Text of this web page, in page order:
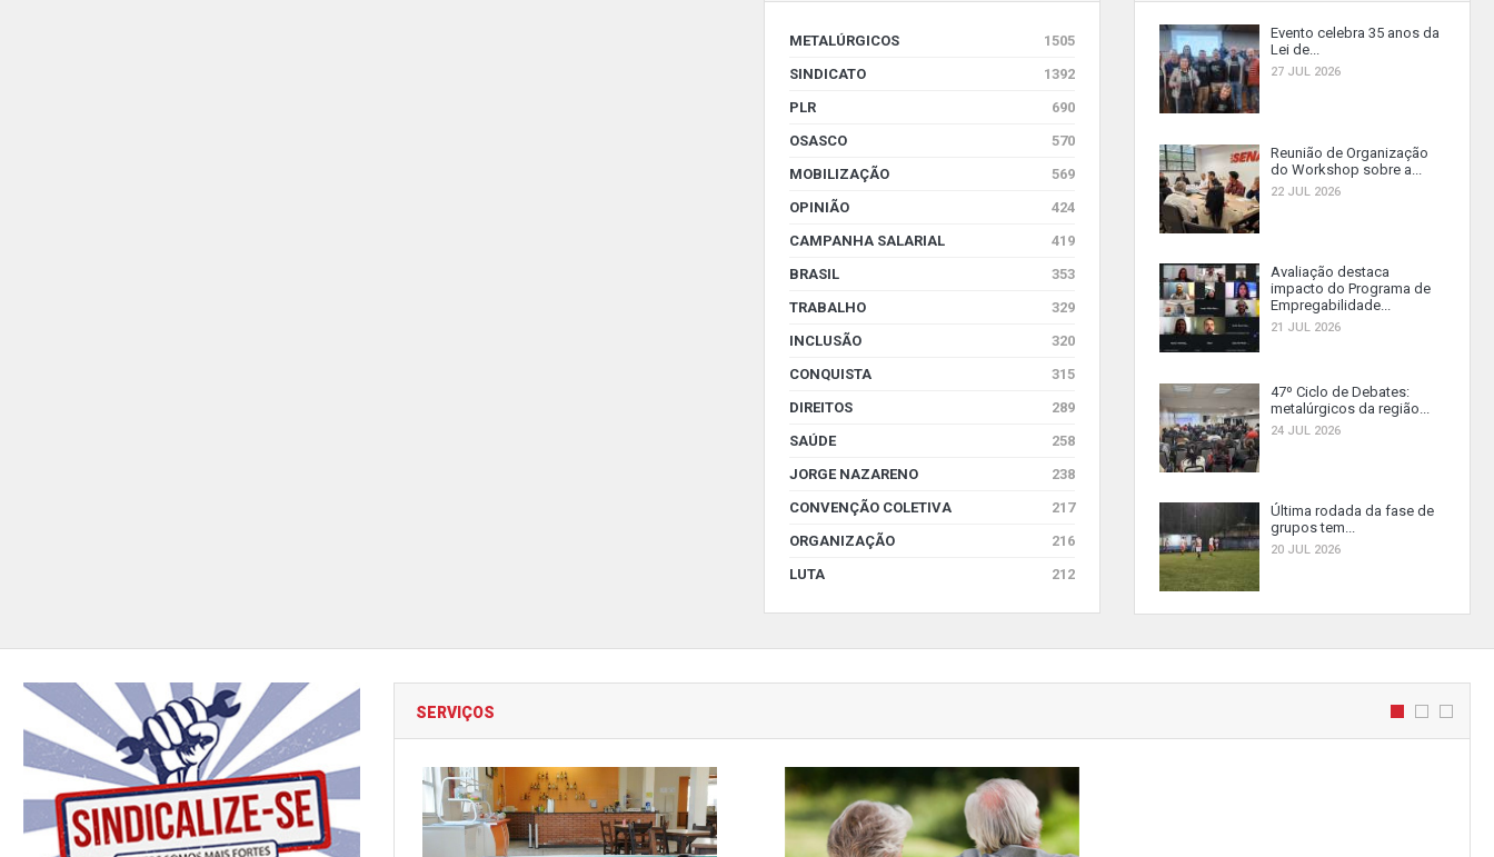
METALÚRGICOS
1505
SINDICATO
1392
PLR
690
OSASCO
570
MOBILIZAÇÃO
569
OPINIÃO
424
CAMPANHA SALARIAL
419
BRASIL
353
TRABALHO
329
INCLUSÃO
320
CONQUISTA
315
DIREITOS
289
SAÚDE
258
JORGE NAZARENO
238
CONVENÇÃO COLETIVA
217
ORGANIZAÇÃO
216
LUTA
212
Evento celebra 35 anos da
Lei de...
27 JUL 2026
Reunião de Organização
do Workshop sobre a...
22 JUL 2026
Avaliação destaca
impacto do Programa de
Empregabilidade...
21 JUL 2026
47º Ciclo de Debates:
metalúrgicos da região...
24 JUL 2026
Última rodada da fase de
grupos tem...
20 JUL 2026
SERVIÇOS